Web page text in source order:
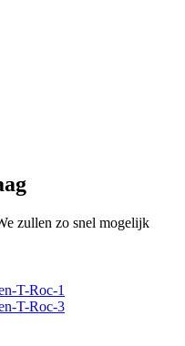
zullen zo snel mogelijk